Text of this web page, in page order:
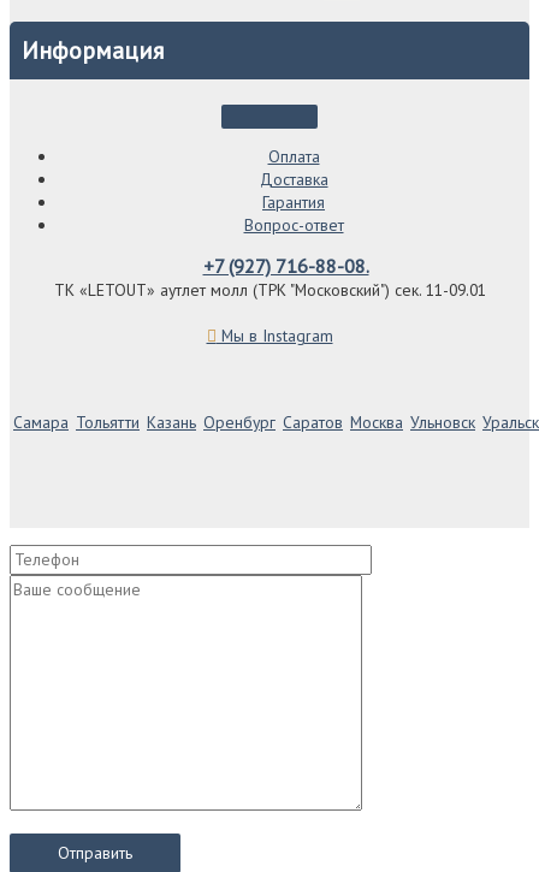
Информация
Оплата
Доставка
Гарантия
Вопрос-ответ
+7 (927) 716-88-08.
ТК «LETOUT» аутлет молл (ТРК "Московский") сек. 11-09.01
Мы в Instagram
Самара Тольятти Казань Оренбург Саратов Москва Ульновск Уральск